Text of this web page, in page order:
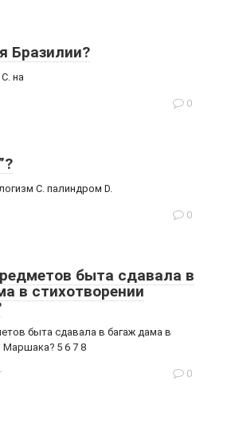
Бразилии?
на
0
C. палиндром D.
0
быта сдавала в
в стихотворении
быта сдавала в багаж дама в
Маршака? 5 6 7 8
0